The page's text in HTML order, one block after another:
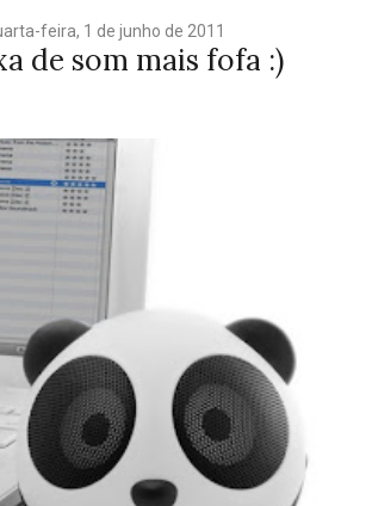
feira, 1 de junho de 2011
de som mais fofa :)